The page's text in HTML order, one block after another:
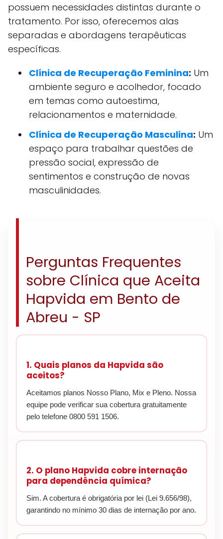
possuem necessidades distintas durante o
tratamento. Por isso, oferecemos alas
separadas e abordagens terapêuticas
específicas.
Clínica de Recuperação Feminina: Um
ambiente seguro e acolhedor, focado
em temas como autoestima,
relacionamentos e maternidade.
Clínica de Recuperação Masculina: Um
espaço para trabalhar questões de
pressão social, expressão de
sentimentos e construção de novas
masculinidades.
Perguntas Frequentes
sobre Clínica que Aceita
Hapvida em Bento de
Abreu - SP
1. Quais planos da Hapvida são
aceitos?
Aceitamos planos Nosso Plano, Mix e Pleno. Nossa
equipe pode verificar sua cobertura gratuitamente
pelo telefone 0800 591 1506.
2. O plano Hapvida cobre internação
para dependência química?
Sim. A cobertura é obrigatória por lei (Lei 9.656/98),
garantindo no mínimo 30 dias de internação por ano.